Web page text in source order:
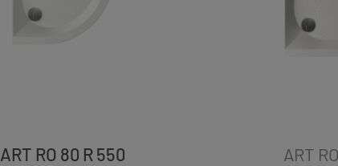
ART RO 80 R 550
ART